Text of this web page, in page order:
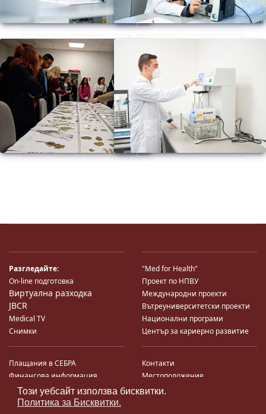
Този уебсайт използва бисквитки.
Политика за Бисквитки.
Разгледайте:
On-line подготовка
Виртуална разходка
JBCR
Medical TV
Снимки
"Med for Health"
Проект по НПВУ
Международни проекти
Вътреуниверситетски проекти
Национални програми
Център за кариерно развитие
Плащания в СЕБРА
Финансова информация
Система за финансово упр-е и
контрол
Контакти
Местоположение
Карта на сайта